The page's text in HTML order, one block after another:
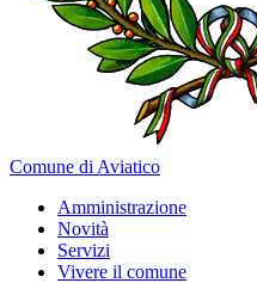
Comune di Aviatico
Amministrazione
Novità
Servizi
Vivere il comune